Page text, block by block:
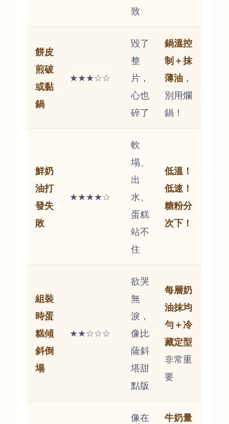
致
餅皮
煎破
或黏
鍋
★★★☆☆
毀了
整
片，
心也
碎了
鍋溫控
制＋抹
薄油 ，
別用爛
鍋！
鮮奶
油打
發失
敗
★★★★☆
軟
塌、
出
水、
蛋糕
站不
住
低溫！
低速！
糖粉分
次下！
組裝
時蛋
糕傾
斜倒
塌
★★☆☆☆
欲哭
無
淚，
像比
薩斜
塔甜
點版
每層奶
油抹均
勻＋冷
藏定型
非常重
要
像在
牛奶量